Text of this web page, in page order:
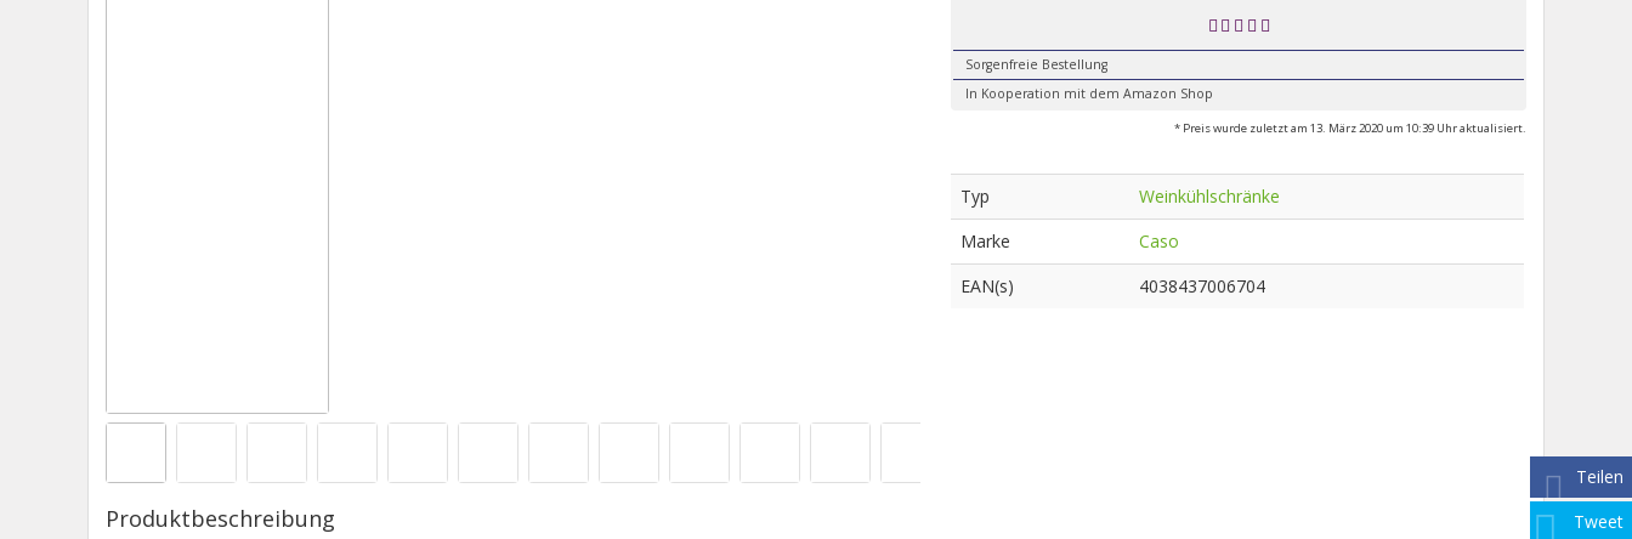
Teilen
Tweet
Sorgenfreie Bestellung
In Kooperation mit dem Amazon Shop
* Preis wurde zuletzt am 13. März 2020 um 10:39 Uhr aktualisiert.
Typ
Weinkühlschränke
Marke
Caso
EAN(s)
4038437006704
Produktbeschreibung